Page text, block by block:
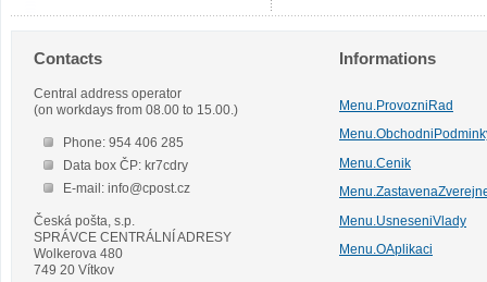
Contacts
Central address operator
(on workdays from 08.00 to 15.00.)
Phone: 954 406 285
Data box ČP: kr7cdry
E-mail: info@cpost.cz
Česká pošta, s.p.
SPRÁVCE CENTRÁLNÍ ADRESY
Wolkerova 480
749 20 Vítkov
Informations
Menu.ProvozniRad
Menu.Cenik
Menu.UsneseniVlady
Menu.OAplikaci